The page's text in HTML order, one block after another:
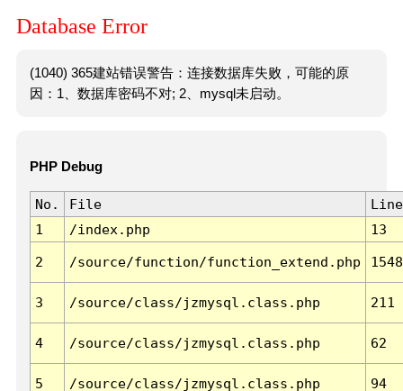
Database Error
(1040) 365建站错误警告：连接数据库失败，可能的原
因：1、数据库密码不对; 2、mysql未启动。
PHP Debug
No. File
Line
1
/index.php 13
2 /source/function/function_extend.php 1548
3 /source/class/jzmysql.class.php 211
4 /source/class/jzmysql.class.php 62
5 /source/class/jzmysql.class.php 94